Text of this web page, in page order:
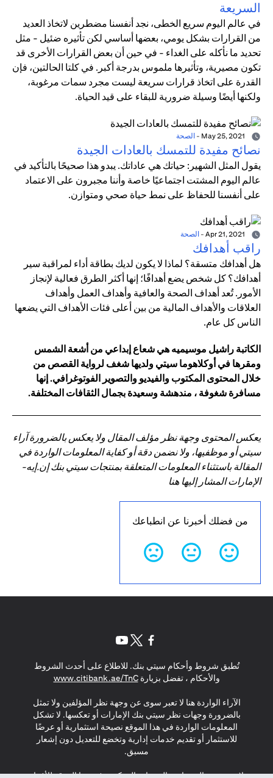
السريعة
في عالم اليوم سريع الخطى، نجد أنفسنا مضطرين لاتخاذ العديد
من القرارات بشكل يومي، بعضها أساسي لكن تأثيره ضئيل - مثل
تحديد ما نأكله على الغداء - في حين أن بعض القرارات الأخرى قد
تكون مصيرية، وتأثيرها ملموس بدرجة أكبر. في كلتا الحالتين، فإن
القدرة على اتخاذ قرارات سريعة ليست مجرد سمات مرغوبة،
ولكنها أيضًا وسيلة ضرورية للبقاء على قيد الحياة.
- الصحة
نصائح مفيدة للتمسك بالعادات الجيدة
يقول المثل الشهير: حياتك هي عاداتك. يبدو هذا صحيحًا بالتأكيد في
عالم اليوم المشتت اجتماعيًا خاصة وأننا مجبرون على الاعتماد
على أنفسنا للحفاظ على نمط حياة صحي ومتوازن.
- الصحة
راقب أهدافك
هل أهدافك متسقة؟ لماذا لا يكون لديك بطاقة أداء لمراقبة سير
أهدافك؟ كل شخص يضع أهدافًا؛ إنها أكثر الطرق فعالية لإنجاز
الأمور. تُعد أهداف الصحة والعافية وأهداف العمل وأهداف
العلاقات والأهداف المالية من بين أعلى فئات الأهداف التي يضعها
الناس كل عام.
الكاتبة راشيل موسيميه هي شعاع إبداعي من أشعة الشمس
ومقرها في أوكلاهوما سيتي ولديها شغف لرواية القصص من
خلال المحتوى المكتوب والفيديو والتصوير الفوتوغرافي. إنها
مسافرة شغوفة ، مندهشة وسعيدة بجمال الثقافات المختلفة.
يعكس المحتوى وجهة نظر مؤلف المقال ولا يعكس بالضرورة آراء
سيتي أو موظفيها، ولا نضمن دقة أو كفاية المعلومات الواردة في
المقالة باستثناء المعلومات المتعلقة بمنتجات سيتي بنك إن.إيه-
الإمارات المشار إليها هنا
من فضلك أخبرنا عن انطباعك
تُطبق شروط وأحكام سيتي بنك. للاطلاع على أحدث الشروط
والأحكام ، تفضل بزيارةwww.citibank.ae/TnC
(opens in a new tab)
الآراء الواردة هنا لا تعبر سوى عن وجهة نظر المؤلفين ولا تمثل
بالضرورة وجهات نظر سيتي بنك الإمارات أو تعكسها. لا تشكل
المعلومات الواردة في هذا الموقع نصيحة استثمارية أو عرضًا
للاستثمار أو تقديم خدمات إدارية وتخضع للتعديل دون إشعار
مسبق.
لا يتم تقديم المنتجات والخدمات المذكورة في هذا الموقع للأفراد